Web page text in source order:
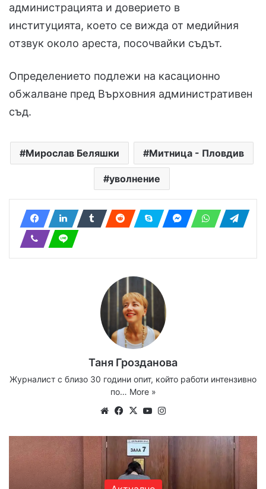
администрацията и доверието в
институцията, което се вижда от медийния
отзвук около ареста, посочвайки съдът.
Определението подлежи на касационно
обжалване пред Върховния административен
съд.
Мирослав Беляшки Митница - Пловдив
уволнение
Таня Грозданова
Журналист с близо 30 години опит, който работи интензивно
по… More »
WebsiteFacebook
X YouTube